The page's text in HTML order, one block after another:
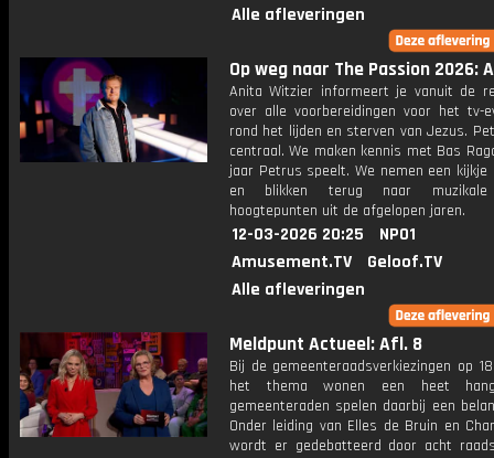
Alle afleveringen
Op weg naar The Passion 2026:
Anita Witzier informeert je vanuit de
over alle voorbereidingen voor het tv-
rond het lijden en sterven van Jezus.
centraal. We maken kennis met Bas
jaar Petrus speelt. We nemen een
en blikken terug naar muzikale
hoogtepunten uit de afgelopen jaren.
12-03-2026 20:25
NPO1
Amusement.TV
Geloof.TV
Alle afleveringen
Meldpunt Actueel: Afl. 8
Bij de gemeenteraadsverkiezingen op
het thema wonen een heet
gemeenteraden spelen daarbij een
Onder leiding van Elles de Bruin en
wordt er gedebatteerd door acht